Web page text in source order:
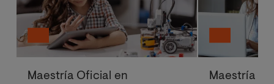
Maestría Oficial en
Maestría